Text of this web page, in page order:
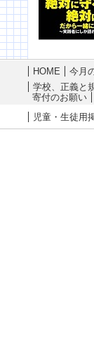
HOME 今月
学校、正義と
寄付のお願い
児童・生徒用